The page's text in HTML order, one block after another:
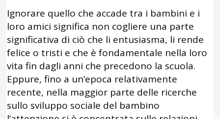
Ignorare quello che accade tra i bambini e i
loro amici significa non cogliere una parte
significativa di ciò che li entusiasma, li rende
felice o tristi e che è fondamentale nella loro
vita fin dagli anni che precedono la scuola.
Eppure, fino a un’epoca relativamente
recente, nella maggior parte delle ricerche
sullo sviluppo sociale del bambino